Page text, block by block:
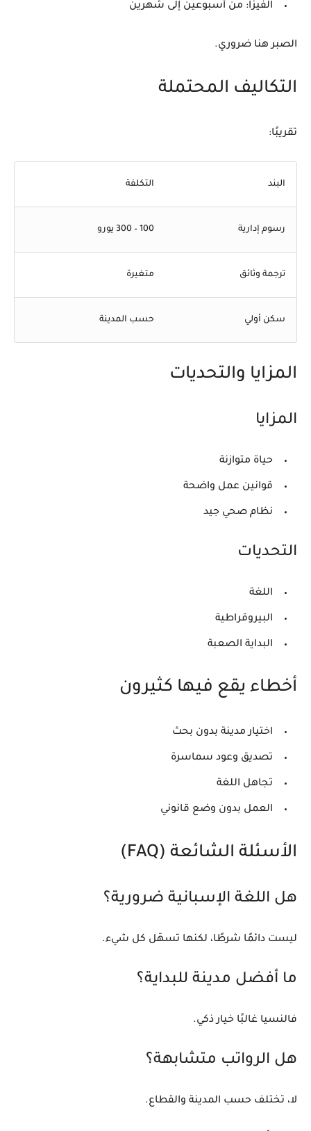
الفيزا: من أسبوعين إلى شهرين
الصبر هنا ضروري.
التكاليف المحتملة
تقريبًا:
البند التكلفة
رسوم إدارية 100 – 300 يورو
ترجمة وثائق متغيرة
سكن أولي حسب المدينة
المزايا والتحديات
المزايا
حياة متوازنة
قوانين عمل واضحة
نظام صحي جيد
التحديات
اللغة
البيروقراطية
البداية الصعبة
أخطاء يقع فيها كثيرون
اختيار مدينة بدون بحث
تصديق وعود سماسرة
تجاهل اللغة
العمل بدون وضع قانوني
الأسئلة الشائعة (FAQ)
هل اللغة الإسبانية ضرورية؟
ليست دائمًا شرطًا، لكنها تسهّل كل شيء.
ما أفضل مدينة للبداية؟
فالنسيا غالبًا خيار ذكي.
هل الرواتب متشابهة؟
لا، تختلف حسب المدينة والقطاع.